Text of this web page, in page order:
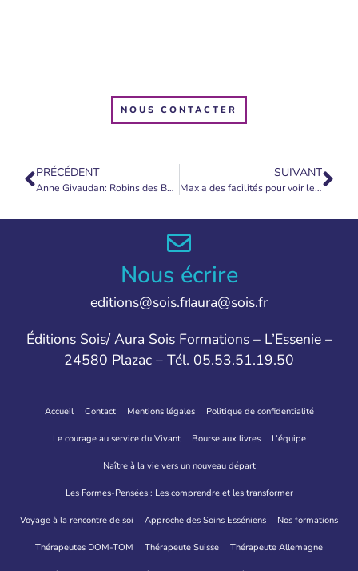
NOUS CONTACTER
PRÉCÉDENT
Anne Givaudan: Robins des Bois – 19 décembre 2022
SUIVANT
Max a des facilités pour voir les Esprits de la Nature et les photographier
Nous écrire
editions@sois.fraura@sois.fr
Éditions Sois/ Aura Sois Formations – L’Essenie –
24580 Plazac – Tél. 05.53.51.19.50
Accueil Contact Mentions légales Politique de confidentialité
Le courage au service du Vivant Bourse aux livres L’équipe
Naître à la vie vers un nouveau départ
Les Formes-Pensées : Les comprendre et les transformer
Voyage à la rencontre de soi Approche des Soins Esséniens Nos formations
Thérapeutes DOM-TOM Thérapeute Suisse Thérapeute Allemagne